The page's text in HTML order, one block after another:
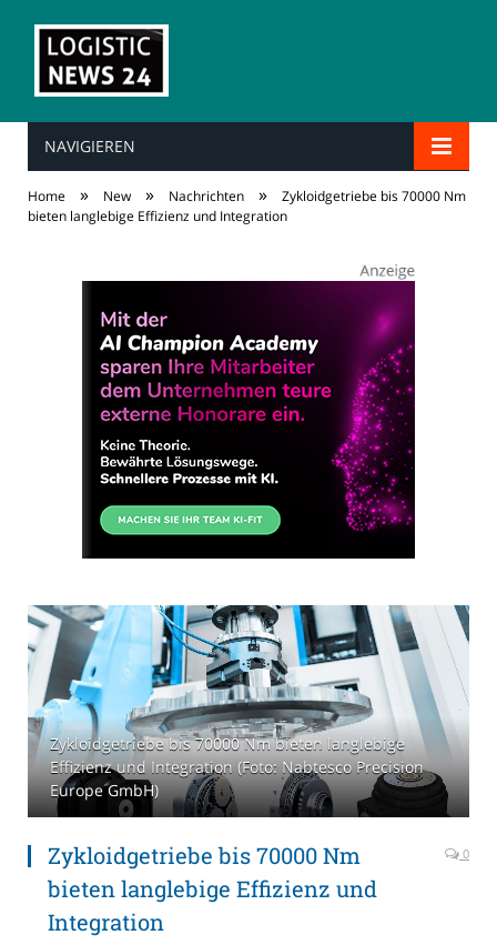
NAVIGIEREN
Home » New » Nachrichten »
Zykloidgetriebe bis 70000 Nm
bieten langlebige Effizienz und Integration
Zykloidgetriebe bis 70000 Nm bieten langlebige
Effizienz und Integration (Foto: Nabtesco Precision
Europe GmbH)
Zykloidgetriebe bis 70000 Nm
bieten langlebige Effizienz und
Integration
0